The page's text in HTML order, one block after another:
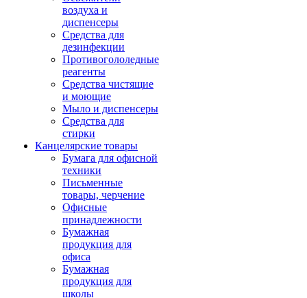
воздуха и
диспенсеры
Средства для
дезинфекции
Противогололедные
реагенты
Средства чистящие
и моющие
Мыло и диспенсеры
Средства для
стирки
Канцелярские товары
Бумага для офисной
техники
Письменные
товары, черчение
Офисные
принадлежности
Бумажная
продукция для
офиса
Бумажная
продукция для
школы